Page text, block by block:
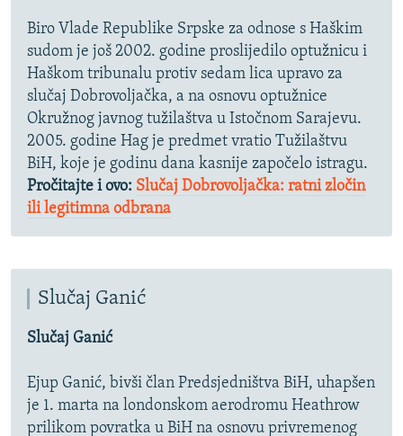
Biro Vlade Republike Srpske za odnose s Haškim
sudom je još 2002. godine proslijedilo optužnicu i
Haškom tribunalu protiv sedam lica upravo za
slučaj Dobrovoljačka, a na osnovu optužnice
Okružnog javnog tužilaštva u Istočnom Sarajevu.
2005. godine Hag je predmet vratio Tužilaštvu
BiH, koje je godinu dana kasnije započelo istragu.
Pročitajte i ovo: Slučaj Dobrovoljačka: ratni zločin
ili legitimna odbrana
Slučaj Ganić
Slučaj Ganić
Ejup Ganić, bivši član Predsjedništva BiH, uhapšen
je 1. marta na londonskom aerodromu Heathrow
prilikom povratka u BiH na osnovu privremenog